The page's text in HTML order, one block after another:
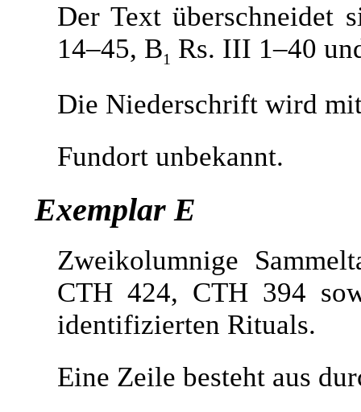
Der Text überschneidet
14–45, B1 Rs. III 1–40
Die Niederschrift wird
Fundort unbekannt.
Exemplar E
Zweikolumnige
CTH 424, CTH 394
identifizierten Rituals.
Eine Zeile besteht aus